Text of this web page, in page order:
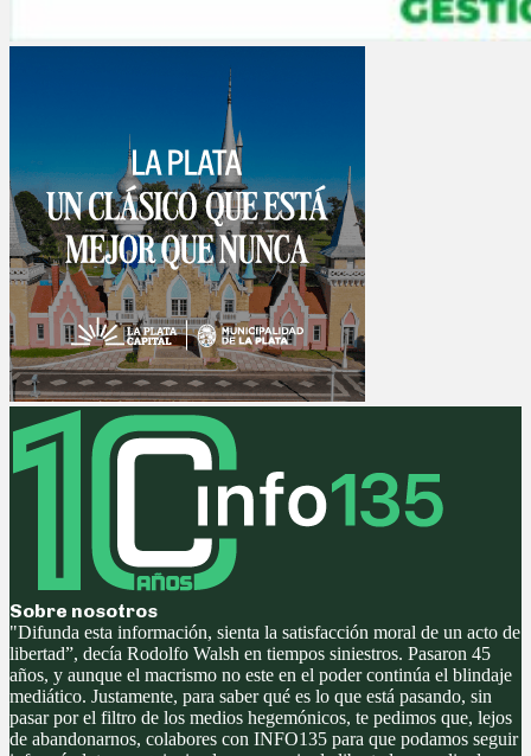
Sobre nosotros
"Difunda esta información, sienta la satisfacción moral de un acto de
libertad”, decía Rodolfo Walsh en tiempos siniestros. Pasaron 45
años, y aunque el macrismo no este en el poder continúa el blindaje
mediático. Justamente, para saber qué es lo que está pasando, sin
pasar por el filtro de los medios hegemónicos, te pedimos que, lejos
de abandonarnos, colabores con INFO135 para que podamos seguir